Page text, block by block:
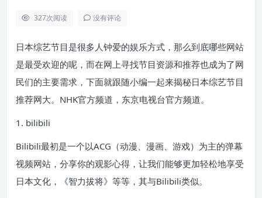
327次阅读 没有评论
日本综艺节目是很多人钟爱的娱乐方式，那么到底哪些网站
是最受欢迎的呢，而在网上寻找节目资源和推荐也成为了网
民们的主要需求，下面就跟随小编一起来揭秘日本综艺节目
推荐网大。NHK官方频道，东京电视台官方频道。
1. bilibili
Bilibili最初是一个以ACG（动漫、漫画、游戏）为主的弹幕
视频网站，分享你的观影心得，让我们能够更加轻松地享受
日本文化，《智力拔将》等等，其与Bilibili类似。